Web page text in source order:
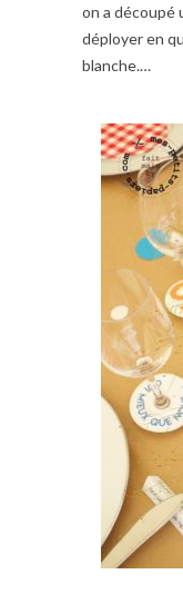
on a découpé
déployer en
blanche.…